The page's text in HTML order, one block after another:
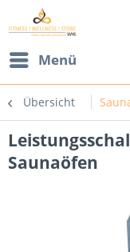
Menü
Übersicht
Saunaöfen